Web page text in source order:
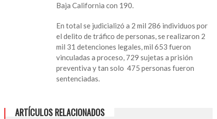
Baja California con 190.
En total se judicializó a 2 mil 286 individuos por
el delito de tráfico de personas, se realizaron 2
mil 31 detenciones legales, mil 653 fueron
vinculadas a proceso, 729 sujetas a prisión
preventiva y tan solo 475 personas fueron
sentenciadas.
ARTÍCULOS RELACIONADOS